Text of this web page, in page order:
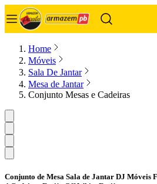
Home
Móveis
Sala De Jantar
Mesa de Jantar
Conjunto Mesas e Cadeiras
Conjunto de Mesa Sala de Jantar DJ Móveis